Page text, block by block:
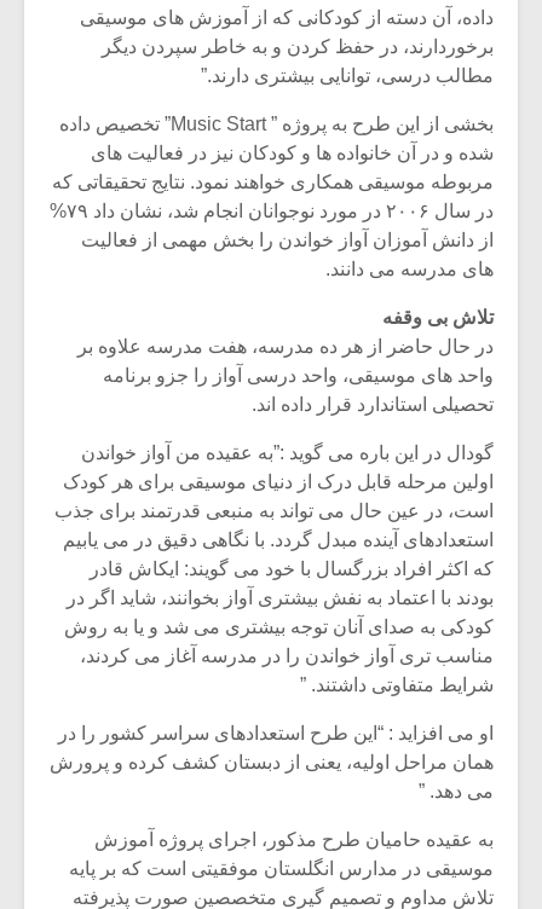
داده، آن دسته از کودکانی که از آموزش های موسیقی
برخوردارند، در حفظ کردن و به خاطر سپردن دیگر
مطالب درسی، توانایی بیشتری دارند.”
بخشی از این طرح به پروژه ” Music Start” تخصیص داده
شده و در آن خانواده ها و کودکان نیز در فعالیت های
مربوطه موسیقی همکاری خواهند نمود. نتایج تحقیقاتی که
در سال ۲۰۰۶ در مورد نوجوانان انجام شد، نشان داد ۷۹%
از دانش آموزان آواز خواندن را بخش مهمی از فعالیت
های مدرسه می دانند.
تلاش بی وقفه
در حال حاضر از هر ده مدرسه، هفت مدرسه علاوه بر
واحد های موسیقی، واحد درسی آواز را جزو برنامه
تحصیلی استاندارد قرار داده اند.
گودال در این باره می گوید :”به عقیده من آواز خواندن
اولین مرحله قابل درک از دنیای موسیقی برای هر کودک
است، در عین حال می تواند به منبعی قدرتمند برای جذب
استعدادهای آینده مبدل گردد. با نگاهی دقیق در می یابیم
که اکثر افراد بزرگسال با خود می گویند: ایکاش قادر
بودند با اعتماد به نفش بیشتری آواز بخوانند، شاید اگر در
کودکی به صدای آنان توجه بیشتری می شد و یا به روش
مناسب تری آواز خواندن را در مدرسه آغاز می کردند،
شرایط متفاوتی داشتند. ”
او می افزاید : “این طرح استعدادهای سراسر کشور را در
همان مراحل اولیه، یعنی از دبستان کشف کرده و پرورش
می دهد. ”
به عقیده حامیان طرح مذکور، اجرای پروژه آموزش
موسیقی در مدارس انگلستان موفقیتی است که بر پایه
تلاش مداوم و تصمیم گیری متخصصین صورت پذیرفته
اگر نمی توانی
مشهورترین باشی،